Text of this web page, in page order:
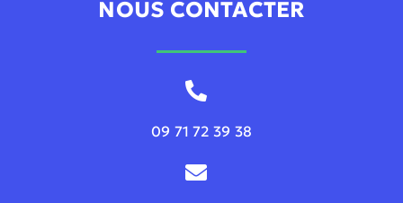
NOUS CONTACTER
09 71 72 39 38